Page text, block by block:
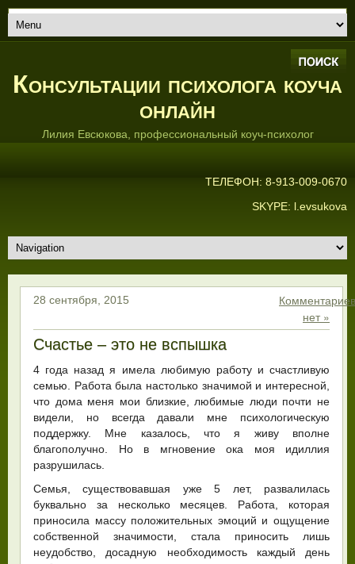
Консультации психолога коуча
онлайн
Лилия Евсюкова, профессиональный коуч-психолог
ТЕЛЕФОН: 8-913-009-0670
SKYPE: l.evsukova
28 сентября, 2015
Комментариев
нет »
Счастье – это не вспышка
4 года назад я имела любимую работу и счастливую
семью. Работа была настолько значимой и интересной,
что дома меня мои близкие, любимые люди почти не
видели, но всегда давали мне психологическую
поддержку. Мне казалось, что я живу вполне
благополучно. Но в мгновение ока моя идиллия
разрушилась.
Семья, существовавшая уже 5 лет, развалилась
буквально за несколько месяцев. Работа, которая
приносила массу положительных эмоций и ощущение
собственной значимости, стала приносить лишь
неудобство, досадную необходимость каждый день